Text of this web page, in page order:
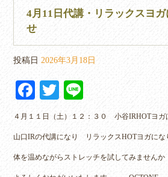
4月11日代講・リラックスヨ
せ
投稿日 2026年3月18日
Fa
ce
bo
ok
T
wi
tte
ne
４月１１日（土）１２：３０ 小谷IRHOTヨガ
山口IRの代講になり リラックスHOTヨガにな
体を温めながらストレッチを試してみませんか